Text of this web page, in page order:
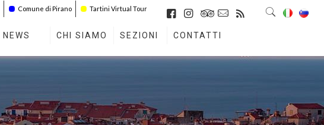
Comune di Pirano Tartini Virtual Tour
NEWS CHI SIAMO SEZIONI CONTATTI